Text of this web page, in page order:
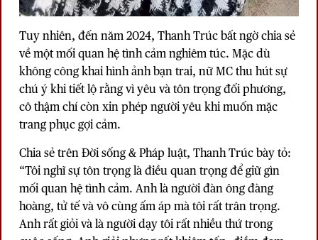
Tuy nhiên, đến năm 2024, Thanh Trúc bất ngờ chia sẻ
về một mối quan hệ tình cảm nghiêm túc. Mặc dù
không công khai hình ảnh bạn trai, nữ MC thu hút sự
chú ý khi tiết lộ rằng vì yêu và tôn trọng đối phương,
cô thậm chí còn xin phép người yêu khi muốn mặc
trang phục gợi cảm.
Chia sẻ trên Đời sống & Pháp luật, Thanh Trúc bày tỏ:
“Tôi nghĩ sự tôn trọng là điều quan trọng để giữ gìn
mối quan hệ tình cảm. Anh là người đàn ông đàng
hoàng, tử tế và vô cùng ấm áp mà tôi rất trân trọng.
Anh rất giỏi và là người dạy tôi rất nhiều thứ trong